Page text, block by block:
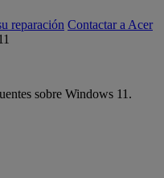
reparación Contactar a Acer
sobre Windows 11.